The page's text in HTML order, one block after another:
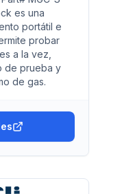
es una
portátil e
probar
a la vez,
de prueba y
de gas.